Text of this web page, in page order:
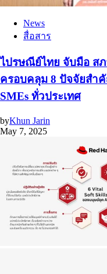
News
สื่อสาร
ไปรษณีย์ไทย จับมือ สภ
ครอบคลุม 8 ปัจจัยสำ
SMEs ทั่วประเทศ
byKhun Jarin
May 7, 2025